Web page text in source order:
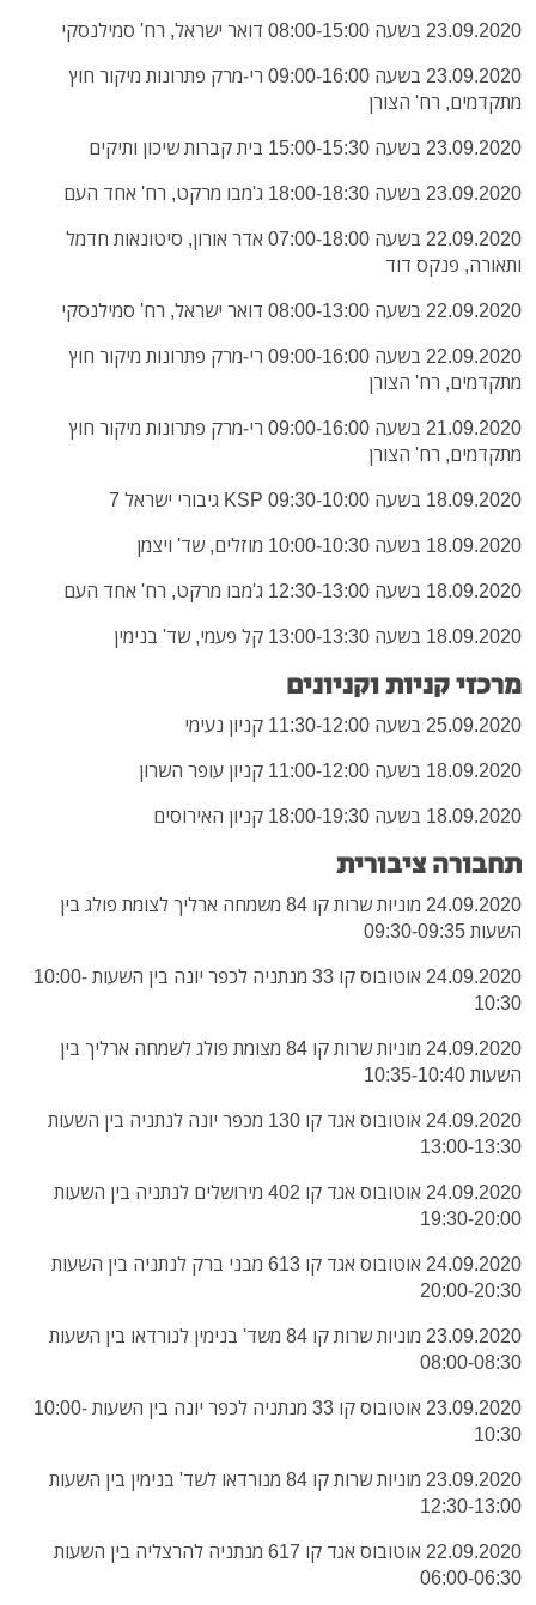
23.09.2020 בשעה 08:00-15:00 דואר ישראל, רח' סמילנסקי
23.09.2020 בשעה 09:00-16:00 רי-מרק פתרונות מיקור חוץ
מתקדמים, רח' הצורן
23.09.2020 בשעה 15:00-15:30 בית קברות שיכון ותיקים
23.09.2020 בשעה 18:00-18:30 ג'מבו מרקט, רח' אחד העם
22.09.2020 בשעה 07:00-18:00 אדר אורון, סיטונאות חדמל
ותאורה, פנקס דוד
22.09.2020 בשעה 08:00-13:00 דואר ישראל, רח' סמילנסקי
22.09.2020 בשעה 09:00-16:00 רי-מרק פתרונות מיקור חוץ
מתקדמים, רח' הצורן
21.09.2020 בשעה 09:00-16:00 רי-מרק פתרונות מיקור חוץ
מתקדמים, רח' הצורן
18.09.2020 בשעה 09:30-10:00 KSP גיבורי ישראל 7
18.09.2020 בשעה 10:00-10:30 מוזלים, שד' ויצמן
18.09.2020 בשעה 12:30-13:00 ג'מבו מרקט, רח' אחד העם
18.09.2020 בשעה 13:00-13:30 קל פעמי, שד' בנימין
מרכזי קניות וקניונים
25.09.2020 בשעה 11:30-12:00 קניון נעימי
18.09.2020 בשעה 11:00-12:00 קניון עופר השרון
18.09.2020 בשעה 18:00-19:30 קניון האירוסים
תחבורה ציבורית
24.09.2020 מוניות שרות קו 84 משמחה ארליך לצומת פולג בין
השעות 09:30-09:35
24.09.2020 אוטובוס קו 33 מנתניה לכפר יונה בין השעות 10:00-
10:30
24.09.2020 מוניות שרות קו 84 מצומת פולג לשמחה ארליך בין
השעות 10:35-10:40
24.09.2020 אוטובוס אגד קו 130 מכפר יונה לנתניה בין השעות
13:00-13:30
24.09.2020 אוטובוס אגד קו 402 מירושלים לנתניה בין השעות
19:30-20:00
24.09.2020 אוטובוס אגד קו 613 מבני ברק לנתניה בין השעות
20:00-20:30
23.09.2020 מוניות שרות קו 84 משד' בנימין לנורדאו בין השעות
08:00-08:30
23.09.2020 אוטובוס קו 33 מנתניה לכפר יונה בין השעות 10:00-
10:30
23.09.2020 מוניות שרות קו 84 מנורדאו לשד' בנימין בין השעות
12:30-13:00
22.09.2020 אוטובוס אגד קו 617 מנתניה להרצליה בין השעות
06:00-06:30